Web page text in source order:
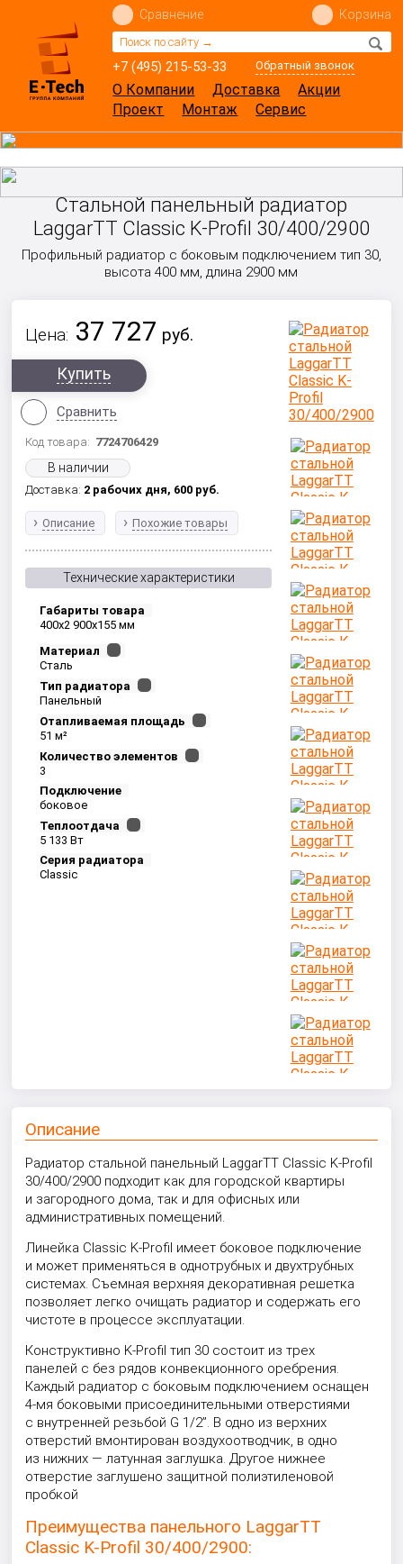
+7 (495) 215-53-33 Обратный звонок
Сравнение Корзина
О Компании Доставка
Акции
Проект
Монтаж Сервис
Стальной панельный радиатор
LaggarTT Classic K-Profil 30/400/2900
Профильный радиатор с боковым подключением тип 30,
высота 400 мм, длина 2900 мм
Цена: 37 727 руб.
Купить
Сравнить
Код товара: 7724706429
В наличии
Доставка: 2 рабочих дня, 600 руб.
Описание Похожие товары
Технические характеристики
Габариты товара
400x2 900x155 мм
Материал
Сталь
Тип радиатора
Панельный
Отапливаемая площадь
51 м²
Количество элементов
3
Подключение
боковое
Теплоотдача
5 133 Вт
Серия радиатора
Classic
Описание
Радиатор стальной панельный LaggarTT Classic K-Profil
30/400/2900 подходит как для городской квартиры
и загородного дома, так и для офисных или
административных помещений.
Линейка Classic K-Profil имеет боковое подключение
и может применяться в однотрубных и двухтрубных
системах. Съемная верхняя декоративная решетка
позволяет легко очищать радиатор и содержать его
чистоте в процессе эксплуатации.
Конструктивно K-Profil тип 30 состоит из трех
панелей с без рядов конвекционного оребрения.
Каждый радиатор с боковым подключением оснащен
4-мя боковыми присоединительными отверстиями
с внутренней резьбой G 1/2”. В одно из верхних
отверстий вмонтирован воздухоотводчик, в одно
из нижних — латунная заглушка. Другое нижнее
отверстие заглушено защитной полиэтиленовой
пробкой
Преимущества панельного LaggarTT
Classic K-Profil 30/400/2900: